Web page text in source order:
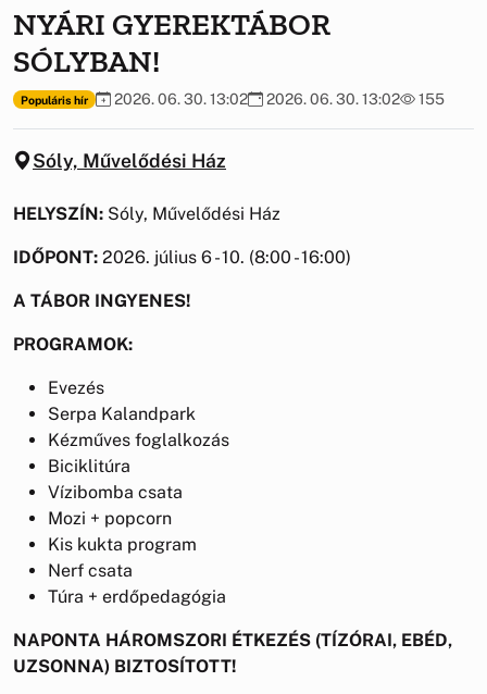
NYÁRI GYEREKTÁBOR
SÓLYBAN!
Populáris hír 2026. 06. 30. 13:02 2026. 06. 30. 13:02 155
Sóly, Művelődési Ház
HELYSZÍN: Sóly, Művelődési Ház
IDŐPONT: 2026. július 6 - 10. (8:00 - 16:00)
A TÁBOR INGYENES!
PROGRAMOK:
Evezés
Serpa Kalandpark
Kézműves foglalkozás
Biciklitúra
Vízibomba csata
Mozi + popcorn
Kis kukta program
Nerf csata
Túra + erdőpedagógia
NAPONTA HÁROMSZORI ÉTKEZÉS (TÍZÓRAI, EBÉD,
UZSONNA) BIZTOSÍTOTT!